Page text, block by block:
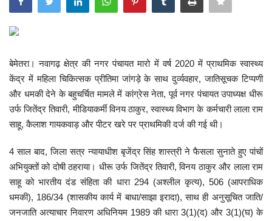
देश-विदेश
दुनिया
मनोरंजन
धर्म
करियर
बेमेतरा। नवागढ़ क्षेत्र की नगर पंचायत मारो में वर्ष 2020 में प्राथमिक स्वास्थ्य
केंद्र में महिला चिकित्सक प्रीतिमा जांगड़े के साथ दुर्व्यवहार, जातिसूचक टिप्पणी
और धमकी देने के बहुचर्चित मामले में कांग्रेस नेता, पूर्व नगर पंचायत उपाध्यक्ष धीरू
उर्फ जितेंद्र तिवारी, मीडियाकर्मी विनय ठाकुर, स्वास्थ्य विभाग के कर्मचारी लाला राम
साहू, कैलाश गायकवाड़ और पीटर खरे पर प्राथमिकी दर्ज की गई थी।
4 साल बाद, जिला सत्र न्यायाधीश बृजेंद्र सिंह शास्त्री ने फैसला सुनाते हुए पांचों
अभियुक्तों को दोषी ठहराया। धीरू उर्फ जितेंद्र तिवारी, विनय ठाकुर और लाला राम
साहू को भारतीय दंड संहिता की धारा 294 (अश्लील कृत्य), 506 (आपराधिक
धमकी), 186/34 (शासकीय कार्य में बाधा/साझा इरादा), साथ ही अनुसूचित जाति/
जनजाति अत्याचार निवारण अधिनियम 1989 की धारा 3(1)(द) और 3(1)(घ) के